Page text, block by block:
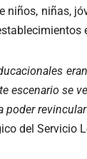
niñas,
se
del Servicio